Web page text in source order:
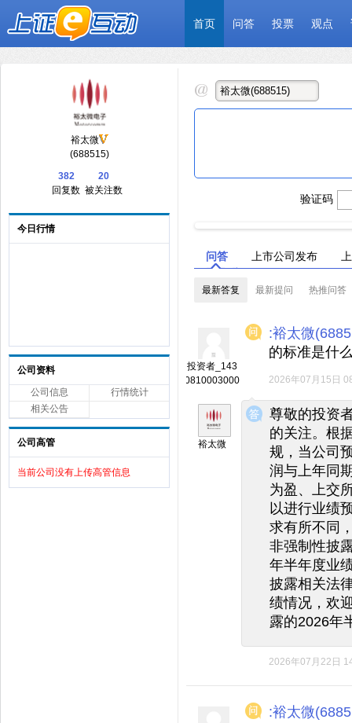
首页 问答 投票 观点
裕太微
(688515)
382
回复数
20
被关注数
今日行情
公司资料
公司信息
行情统计
相关公告
公司高管
当前公司没有上传高管信息
验证码
问答 上市公司发布
最新答复 最新提问 热推问答
投资者_143
0810003000
:裕太微
的标准是什
2026年07月15日
◆
◆
裕太微
尊敬的投资
的关注。根
规，当公司
润与上年同
为盈、上交
以进行业绩
求有所不同
非强制性披
年半年度业
披露相关法
绩情况，欢
露的2026年
2026年07月22日
:裕太微